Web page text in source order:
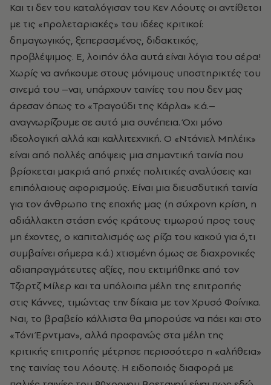
Και τι δεν του καταλόγισαν του Κεν Λόουτς οι αντίθετοι
με τις «προλεταριακές» του ιδέες κριτικοί:
δημαγωγικός, ξεπερασμένος, διδακτικός,
προβλέψιμος. Ε, λοιπόν όλα αυτά είναι λόγια του αέρα!
Χωρίς να ανήκουμε στους μόνιμους υποστηρικτές του
σινεμά του –ναι, υπάρχουν ταινίες του που δεν μας
άρεσαν όπως το «Τραγούδι της Κάρλα» κ.ά.–
αναγνωρίζουμε σε αυτό μια συνέπεια. Όχι μόνο
ιδεολογική αλλά και καλλιτεχνική. Ο «Ντάνιελ Μπλέικ»
είναι από πολλές απόψεις μια σημαντική ταινία που
βρίσκεται μακριά από ρηχές πολιτικές αναλύσεις και
επιπόλαιους αφορισμούς. Είναι μια διευσδυτική ταινία
για τον άνθρωπο της εποχής μας (η σύχρονη κρίση, η
αδιάλλακτη στάση ενός κράτους τιμωρού προς τους
μη έχοντες, ο καπιταλισμός ως ρίζα του κακού για ό,τι
συμβαίνει σήμερα κ.ά.) χτισμένη όμως σε διαχρονικές
αδιαπραγμάτευτες αξίες, που εκτιμήθηκε από τον
Τζορτζ Μίλερ και τα υπόλοιπα μέλη της επιτροπής
στις Κάννες, τιμώντας την δίκαια με τον Χρυσό Φοίνικα.
Ναι, το βραβείο κάλλιστα θα μπορούσε να πάει και στο
«Τόνι Έρντμαν», αλλά προφανώς στα μέλη της
κριτικής επιτροπής μέτρησε περισσότερο η «αλήθεια»
της ταινίας του Λόουτς. Η ειδοποιός διαφορά με